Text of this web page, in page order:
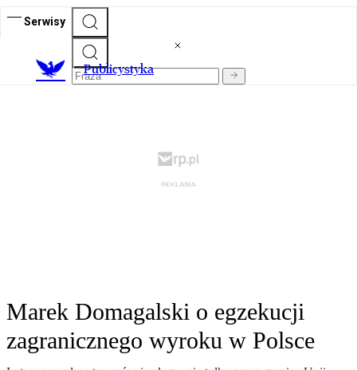
Serwisy
Publicystyka
Marek Domagalski o egzekucji
zagranicznego wyroku w Polsce